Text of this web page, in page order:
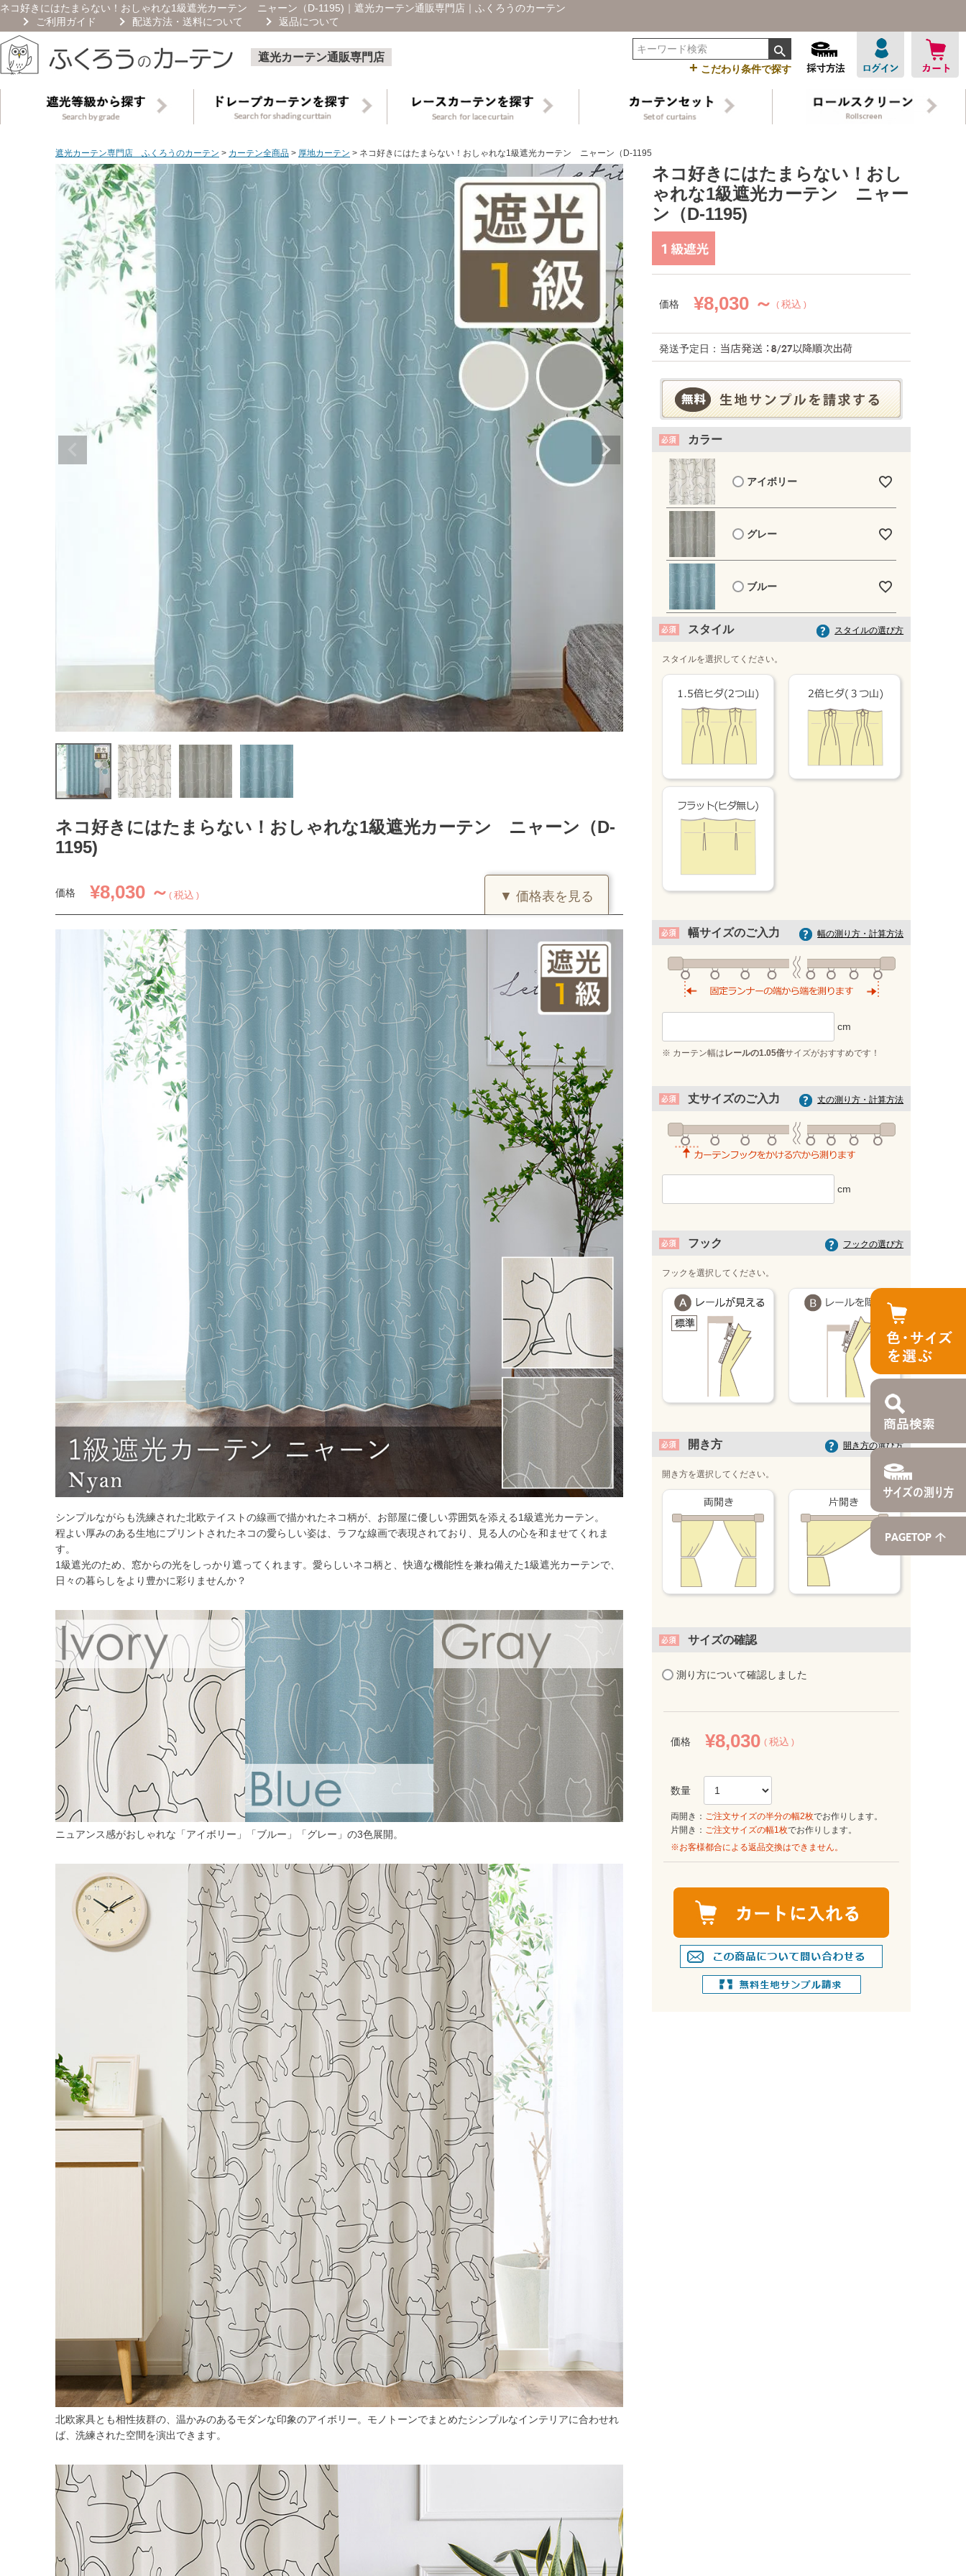
ネコ好きにはたまらない！おしゃれな1級遮光カーテン ニャーン（D-1195)｜遮光カーテン通販専門店｜ふくろうのカーテン
ご利用ガイド
配送方法・送料について 返品について
遮光カーテン通販専門店
+ こだわり条件で探す
遮光カーテン専門店 ふくろうのカーテン カーテン全商品 厚地カーテン ネコ好きにはたまらない！おしゃれな1級遮光カーテン ニャーン（D-1195)
ネコ好きにはたまらない！おしゃれな1級遮光カーテン ニャーン（D-
1195)
価格 ¥8,030 ～ 税込
▼ 価格表を見る
カーテンの仕上がり幅に
対して1.5倍の生地を利
用し、上部を2つ山のヒ
りとした印象になるベー
(価格は税込です)
丈／幅 51～100
101～200 201～300 301～400
55～140 8,030 円 24,090
141～200 9,350円 18,700 円 28,050円 37,400円
201～260 10,670円 21,340 円 32,010円 42,680円
幅101cm以上のサイズをご注文の場合は生地に幅継ぎが入ります。
シンプルながらも洗練された北欧テイストの線画で描かれたネコ柄が、お部屋に優しい雰囲気を添える1級遮光カーテン。
程よい厚みのある生地にプリントされたネコの愛らしい姿は、ラフな線画で表現されており、見る人の心を和ませてくれま
す。
1級遮光のため、窓からの光をしっかり遮ってくれます。愛らしいネコ柄と、快適な機能性を兼ね備えた1級遮光カーテンで、
日々の暮らしをより豊かに彩りませんか？
ニュアンス感がおしゃれな「アイボリー」「ブルー」「グレー」の3色展開。
北欧家具とも相性抜群の、温かみのあるモダンな印象のアイボリー。モノトーンでまとめたシンプルなインテリアに合わせれ
ば、洗練された空間を演出できます。
ネコ好きにはたまらない！おし
ゃれな1級遮光カーテン ニャー
ン（D-1195)
価格 ¥8,030 ～ 税込
発送予定日：
カラー
アイボリー
グレー
ブルー
スタイル スタイルの選び方
スタイルを選択してください。
幅サイズのご入力 幅の測り方・計算方法
※ カーテン幅は レールの1.05倍サイズがおすすめです！
丈サイズのご入力 丈の測り方・計算方法
フック フックの選び方
フックを選択してください。
開き方 開き方の選び方
開き方を選択してください。
サイズの確認
測り方について確認しました
価格 ¥8,030 税込
両開き： ご注文サイズの半分の幅2枚でお作りします。
片開き： ご注文サイズの幅1枚でお作りします。
※お客様都合による返品交換はできません。